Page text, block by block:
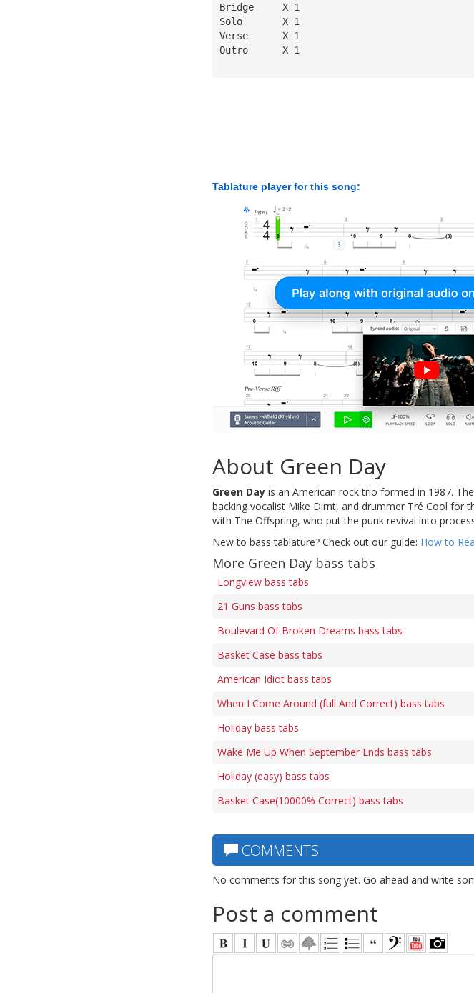
Bridge     X 1
Solo       X 1
Verse      X 1
Outro      X 1
Tablature player for this song:
About Green Day
Green Day is an American rock trio formed in 1987.
backing vocalist Mike Dirnt, and drummer Tré Cool for
with The Offspring, who put the punk revival into
New to bass tablature? Check out our guide: How to
More Green Day bass tabs
Longview bass tabs
21 Guns bass tabs
Boulevard Of Broken Dreams bass tabs
Basket Case bass tabs
American Idiot bass tabs
When I Come Around (full And Correct) bass tabs
Holiday bass tabs
Wake Me Up When September Ends bass tabs
Holiday (easy) bass tabs
Basket Case(10000% Correct) bass tabs
COMMENTS
No comments for this song yet. Go ahead and write
Post a comment